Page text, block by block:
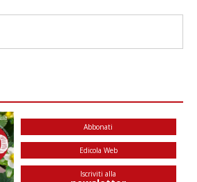
Abbonati
Edicola Web
Iscriviti alla